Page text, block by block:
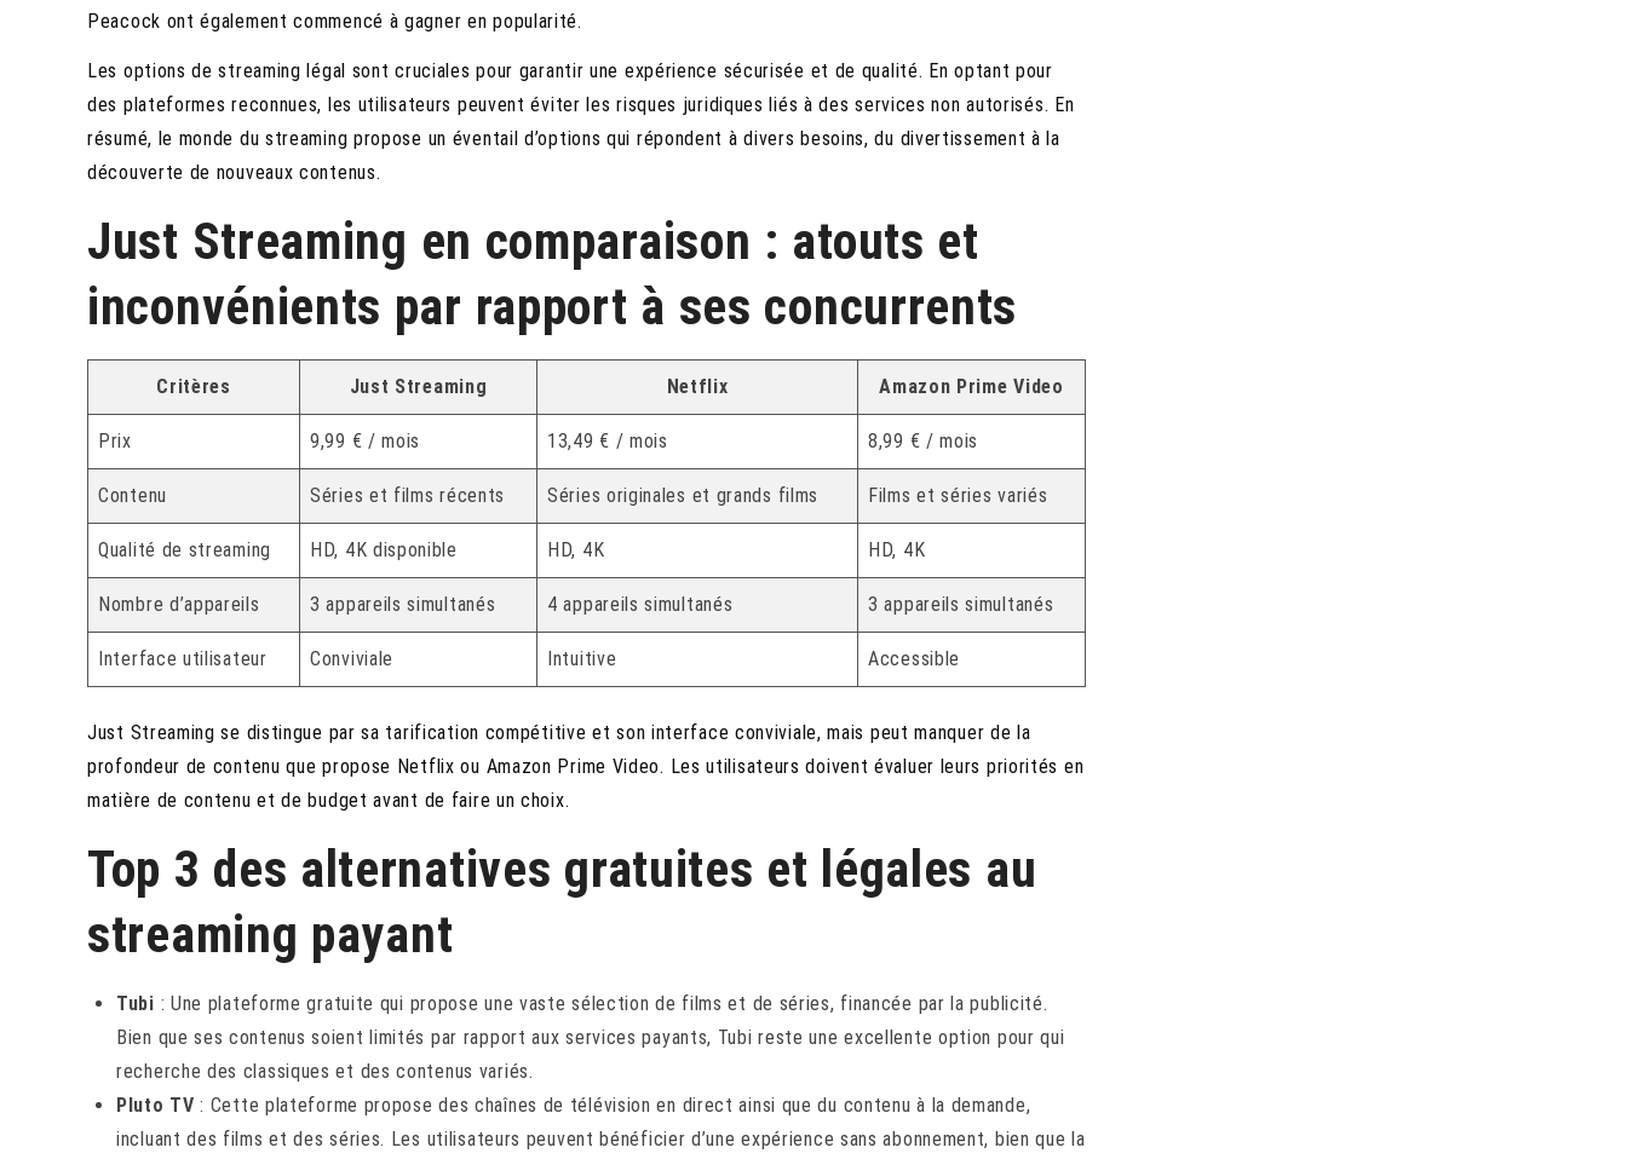
Peacock ont également commencé à gagner en popularité.
Les options de streaming légal sont cruciales pour garantir une expérience sécurisée et de qualité. En optant pour
des plateformes reconnues, les utilisateurs peuvent éviter les risques juridiques liés à des services non autorisés. En
résumé, le monde du streaming propose un éventail d’options qui répondent à divers besoins, du divertissement à la
découverte de nouveaux contenus.
Just Streaming en comparaison : atouts et
inconvénients par rapport à ses concurrents
Critères Just Streaming Netflix Amazon Prime Video
Prix 9,99 € / mois 13,49 € / mois 8,99 € / mois
Contenu Séries et films récents Séries originales et grands films Films et séries variés
Qualité de streaming HD, 4K disponible HD, 4K HD, 4K
Nombre d’appareils 3 appareils simultanés 4 appareils simultanés 3 appareils simultanés
Interface utilisateur Conviviale Intuitive Accessible
Just Streaming se distingue par sa tarification compétitive et son interface conviviale, mais peut manquer de la
profondeur de contenu que propose Netflix ou Amazon Prime Video. Les utilisateurs doivent évaluer leurs priorités en
matière de contenu et de budget avant de faire un choix.
Top 3 des alternatives gratuites et légales au
streaming payant
Tubi : Une plateforme gratuite qui propose une vaste sélection de films et de séries, financée par la publicité.
Bien que ses contenus soient limités par rapport aux services payants, Tubi reste une excellente option pour qui
recherche des classiques et des contenus variés.
Pluto TV : Cette plateforme propose des chaînes de télévision en direct ainsi que du contenu à la demande,
incluant des films et des séries. Les utilisateurs peuvent bénéficier d’une expérience sans abonnement, bien que la